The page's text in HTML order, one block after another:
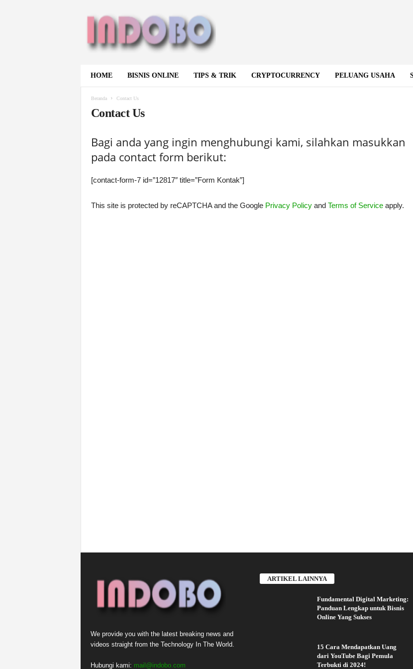
HOME BISNIS ONLINE TIPS & TRIK CRYPTOCURRENCY PELUANG USAHA
Beranda Contact Us
Contact Us
Bagi anda yang ingin menghubungi kami, silahkan masukkan
pada contact form berikut:
[contact-form-7 id=”12817″ title=”Form Kontak”]
This site is protected by reCAPTCHA and the Google Privacy Policyand Terms of Serviceapply.
We provide you with the latest breaking news and
videos straight from the Technology In The World.
Hubungi kami: mail@indobo.com
ARTIKEL LAINNYA
Fundamental Digital Marketing:
Panduan Lengkap untuk Bisnis
Online Yang Sukses
15 Cara Mendapatkan Uang
dari YouTube Bagi Pemula
Terbukti di 2024!